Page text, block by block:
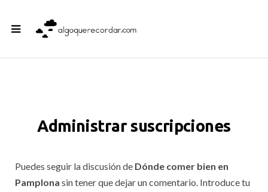
Administrar suscripciones
Puedes seguir la discusión de Dónde comer bien en
Pamplona sin tener que dejar un comentario. Introduce tu